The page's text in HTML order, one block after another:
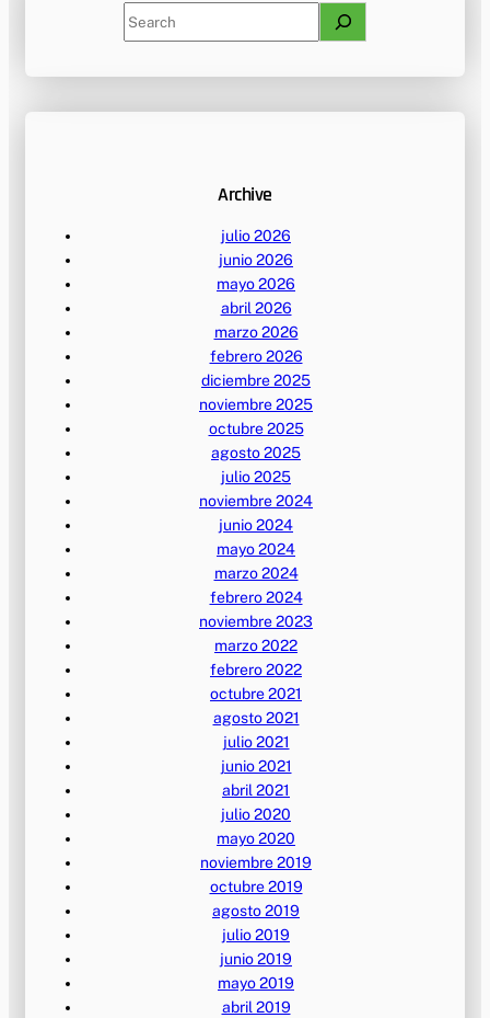
e
c
Archive
julio 2026
junio 2026
mayo 2026
abril 2026
marzo 2026
febrero 2026
diciembre 2025
noviembre 2025
octubre 2025
agosto 2025
julio 2025
noviembre 2024
junio 2024
mayo 2024
marzo 2024
febrero 2024
noviembre 2023
marzo 2022
febrero 2022
octubre 2021
agosto 2021
julio 2021
junio 2021
abril 2021
julio 2020
mayo 2020
noviembre 2019
octubre 2019
agosto 2019
julio 2019
junio 2019
mayo 2019
abril 2019